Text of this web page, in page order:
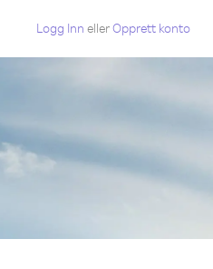
Logg Inn ellerOpprett konto